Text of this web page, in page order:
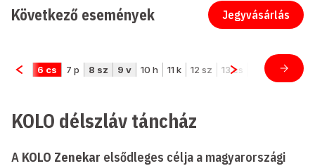
Jegyvásárlás
Következő események
KOLO délszláv táncház
A KOLO Zenekar elsődleges célja a magyarországi